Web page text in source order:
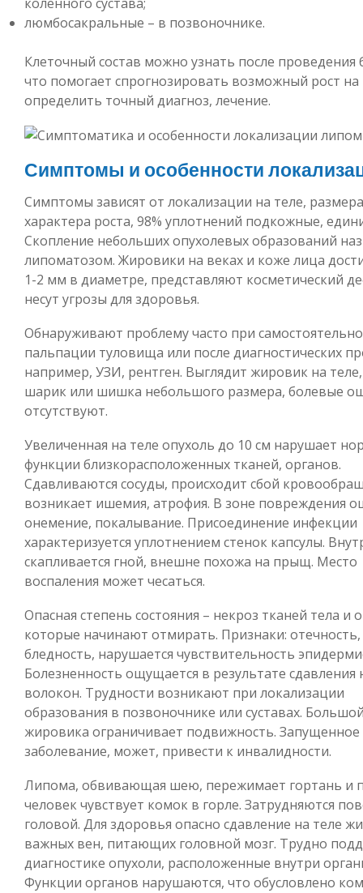
люмбосакральные – в позвоночнике.
Клеточный состав можно узнать после проведения
что помогает спрогнозировать возможный рост на
определить точный диагноз, лечение.
Симптомы и особенности
Симптомы зависят от локализации на теле,
характера роста, 98% уплотнений подкожные,
Скопление небольших опухолевых образований
липоматозом. Жировики на веках и коже лица
1-2 мм в диаметре, представляют косметический
несут угрозы для здоровья.
Обнаруживают проблему часто при
пальпации туловища или после диагностических
например, УЗИ, рентген. Выглядит жировик на
шарик или шишка небольшого размера, болевые
отсутствуют.
Увеличенная на теле опухоль до 10 см нарушает
функции близкорасположенных тканей, органов.
Сдавливаются сосуды, происходит сбой
возникает ишемия, атрофия. В зоне повреждения
онемение, покалывание. Присоединение инфекции
характеризуется уплотнением стенок капсулы.
скапливается гной, внешне похожа на прыщ. Место
воспаления может чесаться.
Опасная степень состояния – некроз тканей тела и
которые начинают отмирать. Признаки: отечность,
бледность, нарушается чувствительность
Болезненность ощущается в результате сдавления
волокон. Трудности возникают при локализации
образования в позвоночнике или суставах.
жировика ограничивает подвижность. Запущенное
заболевание, может, привести к инвалидности.
Липома, обвивающая шею, пережимает гортань и
человек чувствует комок в горле. Затрудняются
головой. Для здоровья опасно сдавление на теле
важных вен, питающих головной мозг. Трудно
диагностике опухоли, расположенные внутри
Функции органов нарушаются, что обусловлено